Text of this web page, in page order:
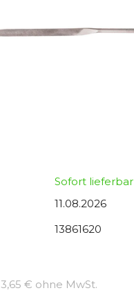
Sofort lieferbar
11.08.2026
13861620
3,65 € ohne MwSt.